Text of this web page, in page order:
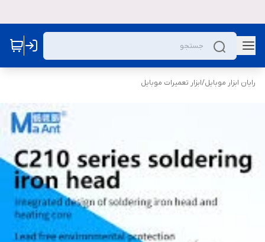
رایان ابزار موبایل/ابزار تعمیرات موبایل